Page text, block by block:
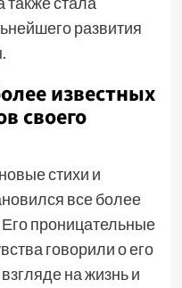
развития
известных
своего
стихи и
все более
проницательные
говорили о его
на жизнь и